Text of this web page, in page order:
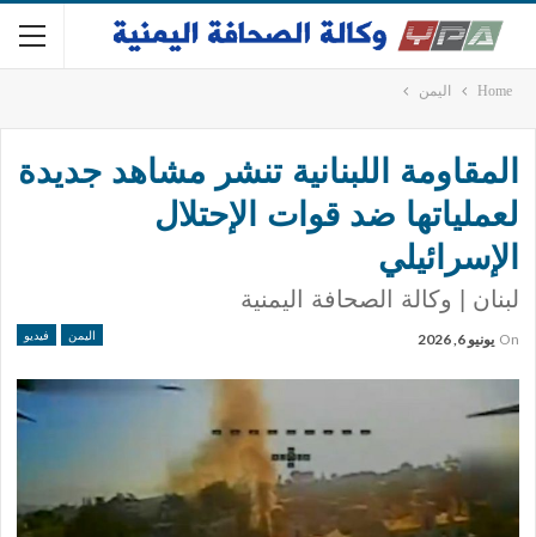
Home اليمن
المقاومة اللبنانية تنشر مشاهد جديدة
لعملياتها ضد قوات الإحتلال
الإسرائيلي
لبنان | وكالة الصحافة اليمنية
اليمن فيديو On يونيو 6, 2026